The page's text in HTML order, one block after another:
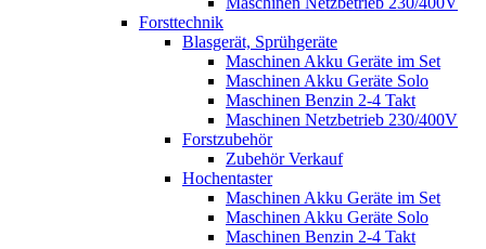
Forsttechnik
Blasgerät, Sprühgeräte
Maschinen Akku Geräte im Set
Maschinen Akku Geräte Solo
Maschinen Benzin 2-4 Takt
Maschinen Netzbetrieb 230/400V
Forstzubehör
Zubehör Verkauf
Hochentaster
Maschinen Akku Geräte im Set
Maschinen Akku Geräte Solo
Maschinen Benzin 2-4 Takt